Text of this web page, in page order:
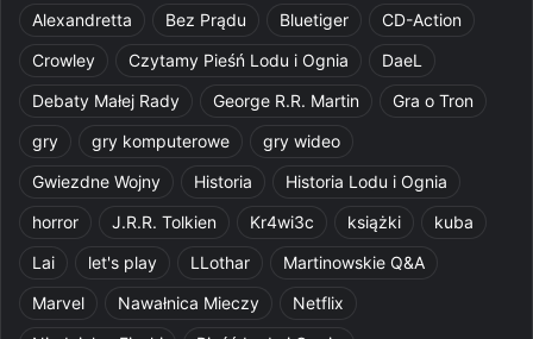
Alexandretta Bez Prądu Bluetiger
CD-Action
Crowley
Czytamy Pieśń Lodu i Ognia
DaeL
Debaty Małej Rady
George R.R. Martin
Gra o Tron
gry
gry komputerowe
gry wideo
Gwiezdne Wojny
Historia
Historia Lodu i Ognia
horror
J.R.R. Tolkien Kr4wi3c książki
kuba
Lai
let's play LLothar
Martinowskie Q&A
Marvel
Nawałnica Mieczy
Netflix